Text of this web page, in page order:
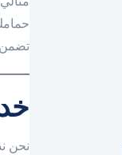
تضمن
نحن